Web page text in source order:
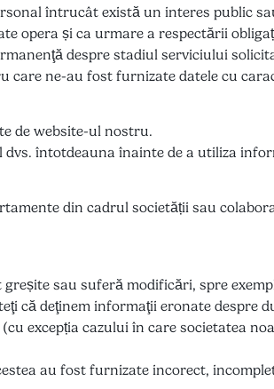
întrucât există un interes public
opera și ca urmare a respectării
despre stadiul serviciului
ne-au fost furnizate datele cu
de website-ul nostru.
dvs. întotdeauna înainte de a utiliza
din cadrul societății sau
sau suferă modificări, spre
că deţinem informaţii eronate despre
excepția cazului în care societatea
au fost furnizate incorect,